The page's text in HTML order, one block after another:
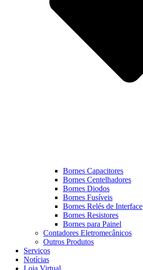
Bornes Capacitores
Bornes Centelhadores
Bornes Diodos
Bornes Fusíveis
Bornes Relés de Interface
Bornes Resistores
Bornes para Painel
Contadores Eletromecânicos
Outros Produtos
Serviços
Notícias
Loja Virtual